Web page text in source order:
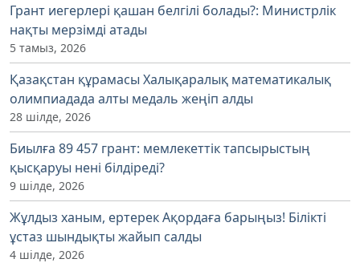
Грант иегерлері қашан белгілі болады?: Министрлік
нақты мерзімді атады
5 тамыз, 2026
Қазақстан құрамасы Халықаралық математикалық
олимпиадада алты медаль жеңіп алды
28 шілде, 2026
Биылға 89 457 грант: мемлекеттік тапсырыстың
қысқаруы нені білдіреді?
9 шілде, 2026
Жұлдыз ханым, ертерек Ақордаға барыңыз! Білікті
ұстаз шындықты жайып салды
4 шілде, 2026